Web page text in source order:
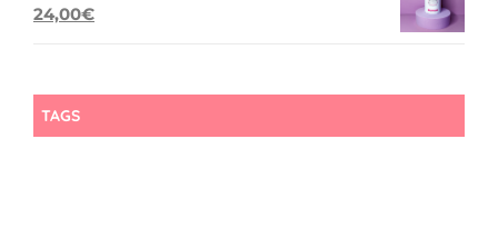
22,00€.
Il
era:
28,00€.
24,00€
24,00€.
TAGS